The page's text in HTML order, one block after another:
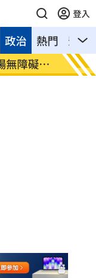
登入
熱門 影音
政治
無障礙設
獨／